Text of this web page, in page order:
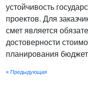
устойчивость
проектов. Для
смет является
достоверности
планирования
« Предыдующая